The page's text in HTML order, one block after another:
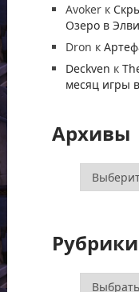
Avoker к
Озеро в
Dron к
Deckven к
месяц игры
Архивы
Архивы
Рубрики
Рубрики